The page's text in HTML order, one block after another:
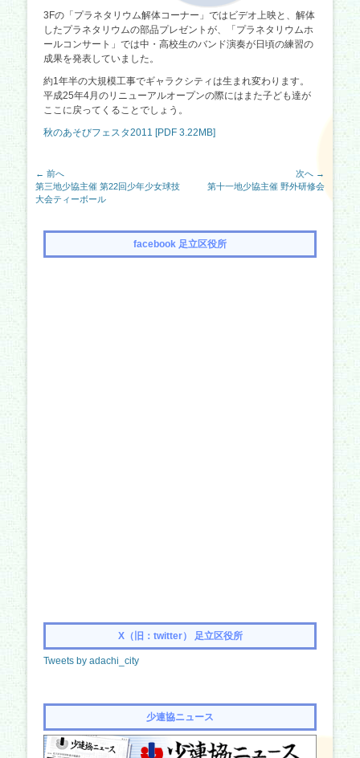
3Fの「プラネタリウム解体コーナー」ではビデオ上映と、解体
したプラネタリウムの部品プレゼントが、「プラネタリウムホ
ールコンサート」では中・高校生のバンド演奏が日頃の練習の
成果を発表していました。
約1年半の大規模工事でギャラクシティは生まれ変わります。
平成25年4月のリニューアルオープンの際にはまた子ども達が
ここに戻ってくることでしょう。
秋のあそびフェスタ2011 [PDF 3.22MB]
投
稿
ビ
ゲ
← 前へ
前
の
第三地少協主催 第22回少年少女球技
大会ティーボール
次へ →
次
第十一地少協主催 野外研修会
facebook 足立区役所
X（旧：twitter） 足立区役所
Tweets by adachi_city
少連協ニュース